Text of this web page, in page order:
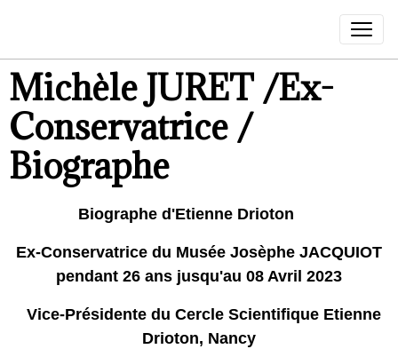
Michèle JURET /Ex-
Conservatrice /
Biographe
Biographe d'Etienne Drioton
Ex-Conservatrice du Musée Josèphe JACQUIOT
pendant 26 ans jusqu'au 08 Avril 2023
Vice-Présidente du Cercle Scientifique Etienne
Drioton, Nancy